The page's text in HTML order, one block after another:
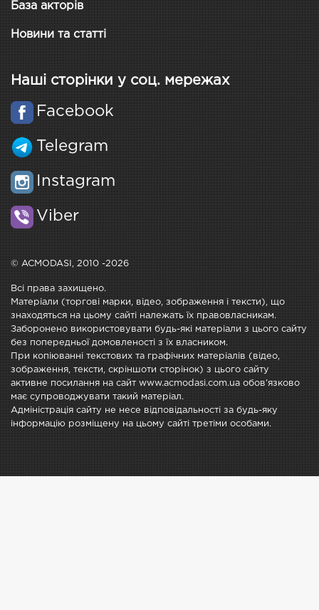
База акторів
Новини та статті
Наші сторінки у соц. мережах
Facebook
Telegram
Instagram
Viber
© ACMODASI, 2010 -2026
Всі права захищено.
Матеріали (торгові марки, відео, зображення і тексти), що
знаходяться на цьому сайті належать їх правовласникам.
Заборонено використовувати будь-які матеріали з цього сайту
без попередньої домовленості з їх власником.
При копіюванні текстових та графічних матеріалів (відео,
зображення, тексти, скріншоти сторінок) з цього сайту
активне посилання на сайт www.acmodasi.com.ua обов'язково
має супроводжувати такий матеріал.
Адміністрація сайту не несе відповідальності за будь-яку
інформацію розміщену на цьому сайті третіми особами.